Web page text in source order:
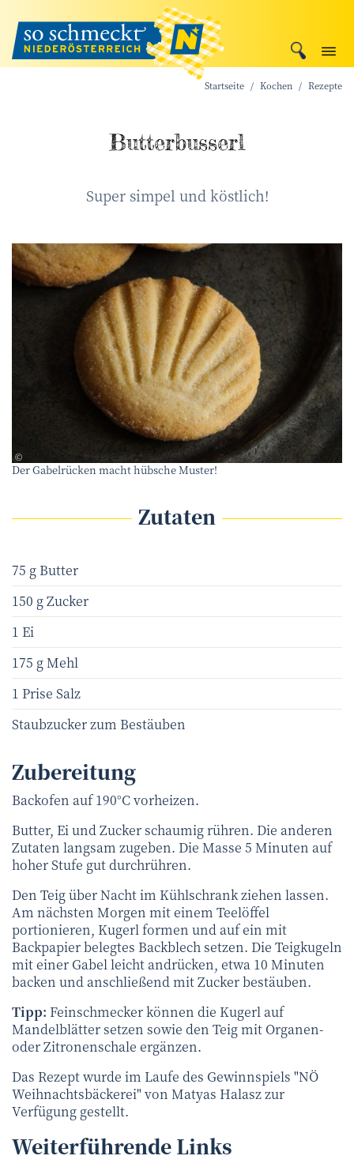
Startseite Kochen Rezepte
Butterbusserl
Super simpel und köstlich!
©Envato/DPimborough
Der Gabelrücken macht hübsche Muster!
Zutaten
75 g Butter
150 g Zucker
1 Ei
175 g Mehl
1 Prise Salz
Staubzucker zum Bestäuben
Zubereitung
Backofen auf 190°C vorheizen.
Butter, Ei und Zucker schaumig rühren. Die anderen
Zutaten langsam zugeben. Die Masse 5 Minuten auf
hoher Stufe gut durchrühren.
Den Teig über Nacht im Kühlschrank ziehen lassen.
Am nächsten Morgen mit einem Teelöffel
portionieren, Kugerl formen und auf ein mit
Backpapier belegtes Backblech setzen. Die Teigkugeln
mit einer Gabel leicht andrücken, etwa 10 Minuten
backen und anschließend mit Zucker bestäuben.
Tipp: Feinschmecker können die Kugerl auf
Mandelblätter setzen sowie den Teig mit Organen-
oder Zitronenschale ergänzen.
Das Rezept wurde im Laufe des Gewinnspiels "NÖ
Weihnachtsbäckerei" von Matyas Halasz zur
Verfügung gestellt.
Weiterführende Links